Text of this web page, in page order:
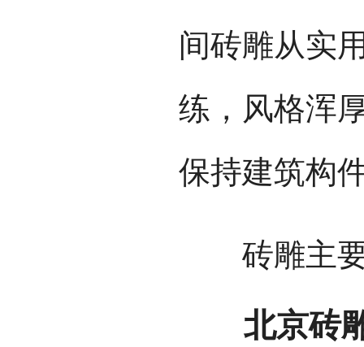
间砖雕从实
练，风格浑
保持建筑构